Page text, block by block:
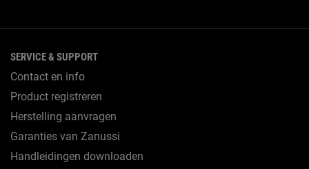
SERVICE & SUPPORT
Contact en info
Product registreren
Herstelling aanvragen
Garanties van Zanussi
Handleidingen downloaden